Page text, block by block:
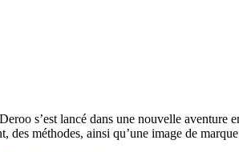
s’est lancé dans une nouvelle aventure
méthodes, ainsi qu’une image de